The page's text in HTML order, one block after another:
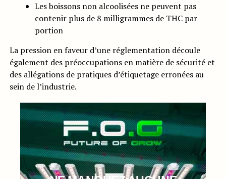
Les boissons non alcoolisées ne peuvent pas
contenir plus de 8 milligrammes de THC par
portion
La pression en faveur d’une réglementation découle
également des préoccupations en matière de sécurité et
des allégations de pratiques d’étiquetage erronées au
sein de l’industrie.